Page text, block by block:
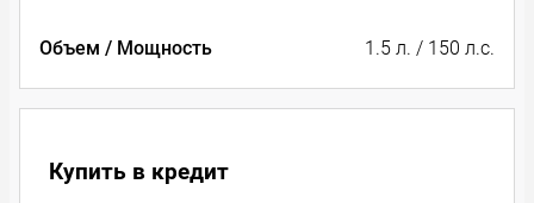
Объем / Мощность 1.5 л. / 150 л.с.
Купить в кредит